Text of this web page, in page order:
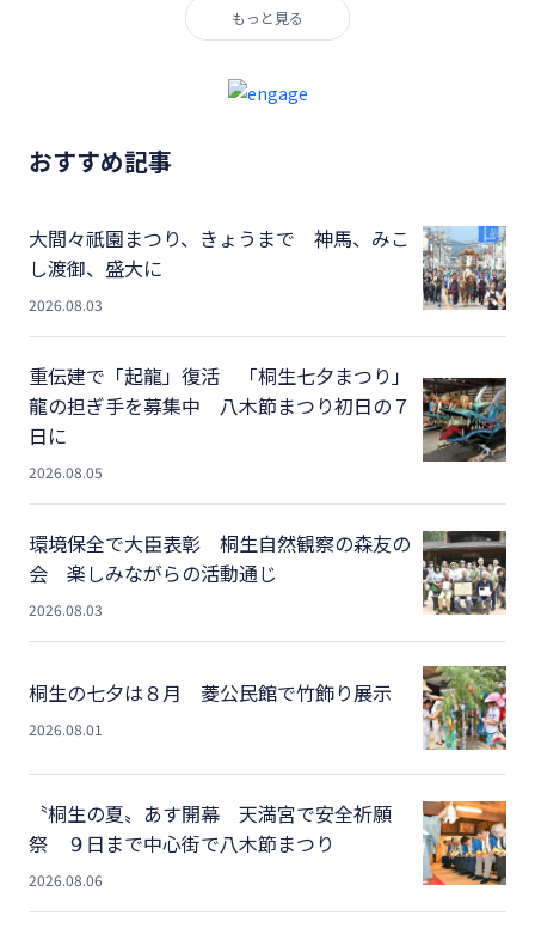
もっと見る
おすすめ記事
大間々祇園まつり、きょうまで 神馬、みこ
し渡御、盛大に
2026.08.03
重伝建で「起龍」復活 「桐生七夕まつり」
龍の担ぎ手を募集中 八木節まつり初日の７
日に
2026.08.05
環境保全で大臣表彰 桐生自然観察の森友の
会 楽しみながらの活動通じ
2026.08.03
桐生の七夕は８月 菱公民館で竹飾り展示
2026.08.01
〝桐生の夏〟あす開幕 天満宮で安全祈願
祭 ９日まで中心街で八木節まつり
2026.08.06